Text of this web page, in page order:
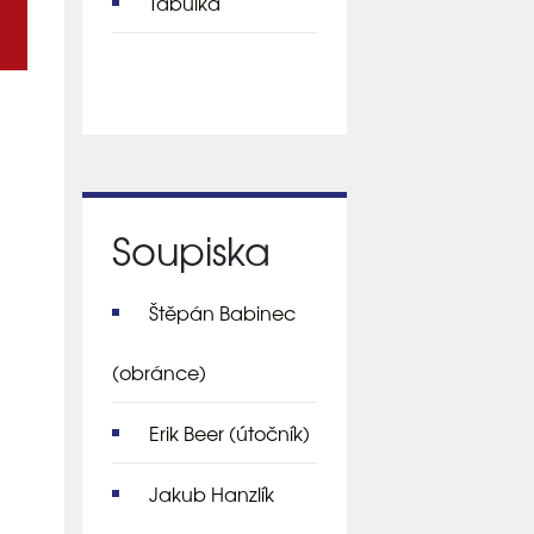
Soupiska
Štěpán Babinec
(obránce)
Erik Beer (útočník)
Jakub Hanzlík